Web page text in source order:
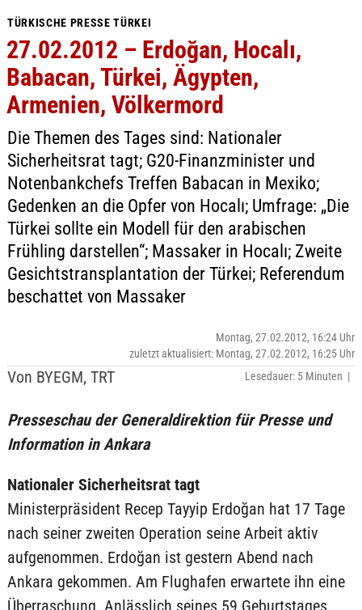
TÜRKISCHE PRESSE TÜRKEI
27.02.2012 – Erdoğan, Hocalı,
Babacan, Türkei, Ägypten,
Armenien, Völkermord
Die Themen des Tages sind: Nationaler
Sicherheitsrat tagt; G20-Finanzminister und
Notenbankchefs Treffen Babacan in Mexiko;
Gedenken an die Opfer von Hocalı; Umfrage: „Die
Türkei sollte ein Modell für den arabischen
Frühling darstellen“; Massaker in Hocalı; Zweite
Gesichtstransplantation der Türkei; Referendum
beschattet von Massaker
Von BYEGM, TRT
Montag, 27.02.2012, 16:24 Uhr
zuletzt aktualisiert: Montag, 27.02.2012, 16:25 Uhr
Lesedauer: 5 Minuten |
Presseschau der Generaldirektion für Presse und
Information in Ankara
Nationaler Sicherheitsrat tagt
Ministerpräsident Recep Tayyip Erdoğan hat 17 Tage
nach seiner zweiten Operation seine Arbeit aktiv
aufgenommen. Erdoğan ist gestern Abend nach
Ankara gekommen. Am Flughafen erwartete ihn eine
Überraschung. Anlässlich seines 59.Geburtstages